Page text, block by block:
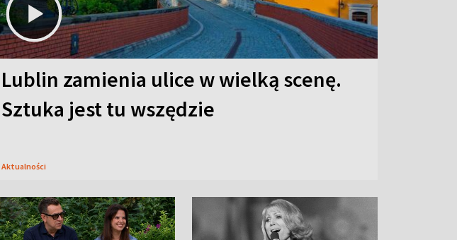
Lublin zamienia ulice w wielką scenę.
Sztuka jest tu wszędzie
Aktualności